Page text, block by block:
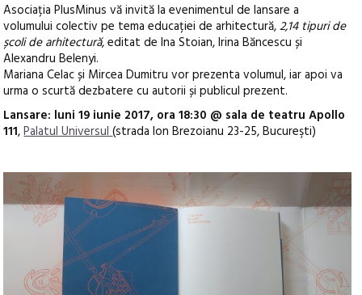
Asociația PlusMinus vă invită la evenimentul de lansare a
volumului colectiv pe tema educației de arhitectură,2,14 tipuri de
școli de arhitectură, editat de Ina Stoian, Irina Băncescu și
Alexandru Belenyi.
Mariana Celac și Mircea Dumitru vor prezenta volumul, iar apoi va
urma o scurtă dezbatere cu autorii și publicul prezent.
Lansare: luni 19 iunie 2017, ora 18:30 @ sala de teatru Apollo
111,Palatul Universul(strada Ion Brezoianu 23-25, Bucureşti)